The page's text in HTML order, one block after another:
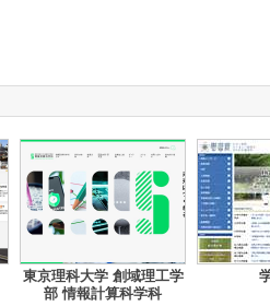
東京理科大学 創域理工学
部 情報計算科学科